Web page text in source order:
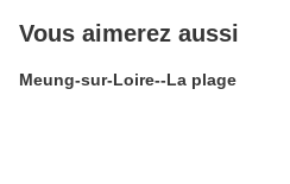
Vous aimerez aussi
Meung-sur-Loire--La plage